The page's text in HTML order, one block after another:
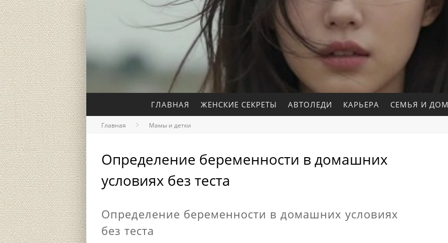
ГЛАВНАЯ ЖЕНСКИЕ СЕКРЕТЫ АВТОЛЕДИ КАРЬЕРА СЕМЬЯ И ДОМ
Главная Мамы и детки
Определение беременности в домашних
условиях без теста
Определение беременности в домашних условиях
без теста